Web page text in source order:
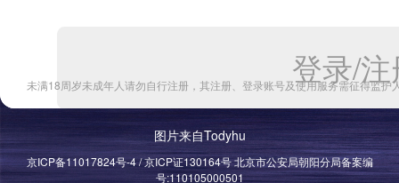
图片来自Todyhu
京ICP备11017824号-4 / 京ICP证130164号 北京市公安局朝阳分局备案编
号:110105000501